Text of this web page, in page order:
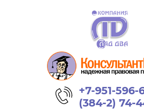
+7-951-596-
(384-2) 74-